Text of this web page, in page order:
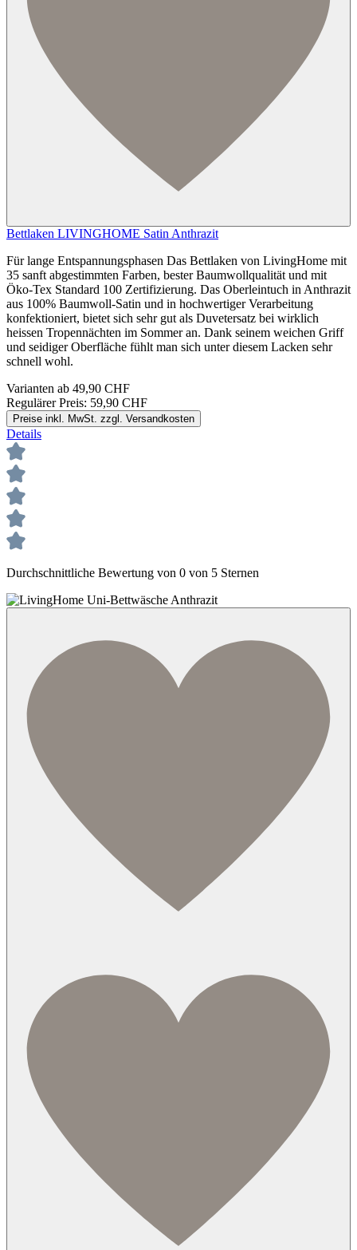
Bettlaken LIVINGHOME Satin Anthrazit
Für lange Entspannungsphasen Das Bettlaken von LivingHome mit
35 sanft abgestimmten Farben, bester Baumwollqualität und mit
Öko-Tex Standard 100 Zertifizierung. Das Oberleintuch in Anthrazit
aus 100% Baumwoll-Satin und in hochwertiger Verarbeitung
konfektioniert, bietet sich sehr gut als Duvetersatz bei wirklich
heissen Tropennächten im Sommer an. Dank seinem weichen Griff
und seidiger Oberfläche fühlt man sich unter diesem Lacken sehr
schnell wohl.
Varianten ab 49,90 CHF
Regulärer Preis: 59,90 CHF
Preise inkl. MwSt. zzgl. Versandkosten
Details
Durchschnittliche Bewertung von 0 von 5 Sternen